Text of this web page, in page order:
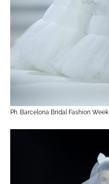
Ph. Barcelona Bridal Fashion Week